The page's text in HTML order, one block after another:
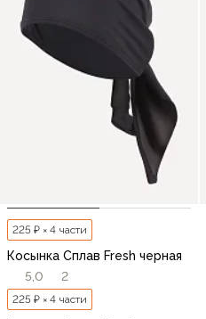
225 ₽ × 4 части
Косынка Сплав Fresh черная
5,0
2
225 ₽ × 4 части